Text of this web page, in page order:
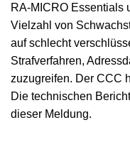
RA-MICRO Essentials
Vielzahl von
auf schlecht
Strafverfahren,
zuzugreifen. Der CCC
Die technischen
dieser Meldung.